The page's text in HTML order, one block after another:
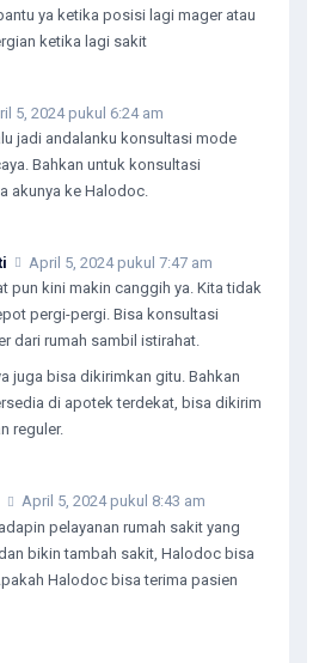
ya ketika posisi lagi mager atau
ketika lagi sakit
5, 2024 pukul 6:24 am
jadi andalanku konsultasi mode
Bahkan untuk konsultasi
akunya ke Halodoc.
April 5, 2024 pukul 7:47 am
pun kini makin canggih ya. Kita tidak
pergi-pergi. Bisa konsultasi
dari rumah sambil istirahat.
juga bisa dikirimkan gitu. Bahkan
di apotek terdekat, bisa dikirim
reguler.
April 5, 2024 pukul 8:43 am
pelayanan rumah sakit yang
bikin tambah sakit, Halodoc bisa
Halodoc bisa terima pasien